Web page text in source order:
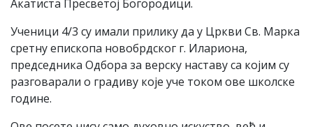
Акатиста Пресветој Богородици.
Ученици 4/3 су имали прилику да у Цркви Св. Марка
сретну епископа новобрдског г. Илариона,
председника Одбора за верску наставу са којим су
разговарали о градиву које уче током ове школске
године.